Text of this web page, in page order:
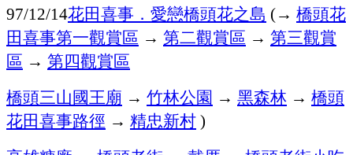
97/12/14花田喜事．愛戀橋頭花之島 (→ 橋頭花
田喜事第一觀賞區 → 第二觀賞區 → 第三觀賞
區 → 第四觀賞區
橋頭三山國王廟 → 竹林公園 → 黑森林 → 橋頭
花田喜事路徑 → 精忠新村 )